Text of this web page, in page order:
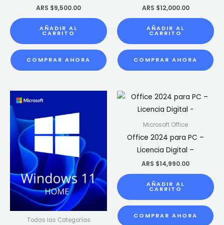
ARS $9,500.00
AÑADIR AL
CARRITO
COMPRAR AHORA
ARS $12,000.00
AÑADIR AL
CARRITO
COMPRAR AHORA
Todas las Categorías
Microsoft Office
Office 2024 para PC –
Licencia Digital –
ARS $14,990.00
AÑADIR AL
CARRITO
COMPRAR AHORA